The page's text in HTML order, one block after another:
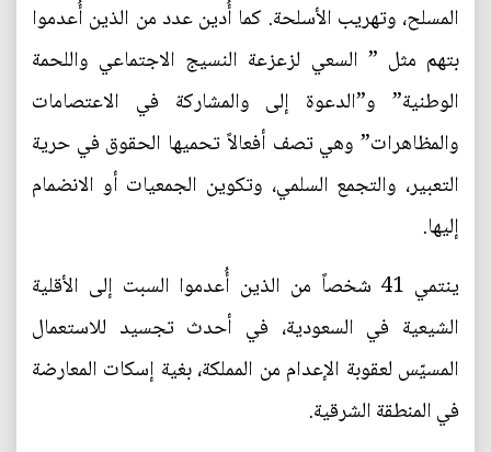
المسلح، وتهريب الأسلحة. كما أُدين عدد من الذين أُعدموا
بتهم مثل ” السعي لزعزعة النسيج الاجتماعي واللحمة
الوطنية” و”الدعوة إلى والمشاركة في الاعتصامات
والمظاهرات” وهي تصف أفعالاً تحميها الحقوق في حرية
التعبير، والتجمع السلمي، وتكوين الجمعيات أو الانضمام
إليها.
ينتمي 41 شخصاً من الذين أُعدموا السبت إلى الأقلية
الشيعية في السعودية، في أحدث تجسيد للاستعمال
المسيّس لعقوبة الإعدام من المملكة، بغية إسكات المعارضة
في المنطقة الشرقية.